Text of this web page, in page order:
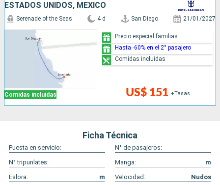
ESTADOS UNIDOS, MÉXICO
Comidas incluidas
Serenade of the Seas 4 d San Diego 21/01/2027
US$ 151 +Tasas
Precio especial familias
Hasta -60% en el 2° pasajero
Comidas incluidas
Ficha Técnica
Puesta en servicio:
N° de pasajeros:
N° tripunlates:
Manga:
m
Eslora:
m Velocidad: Nudos